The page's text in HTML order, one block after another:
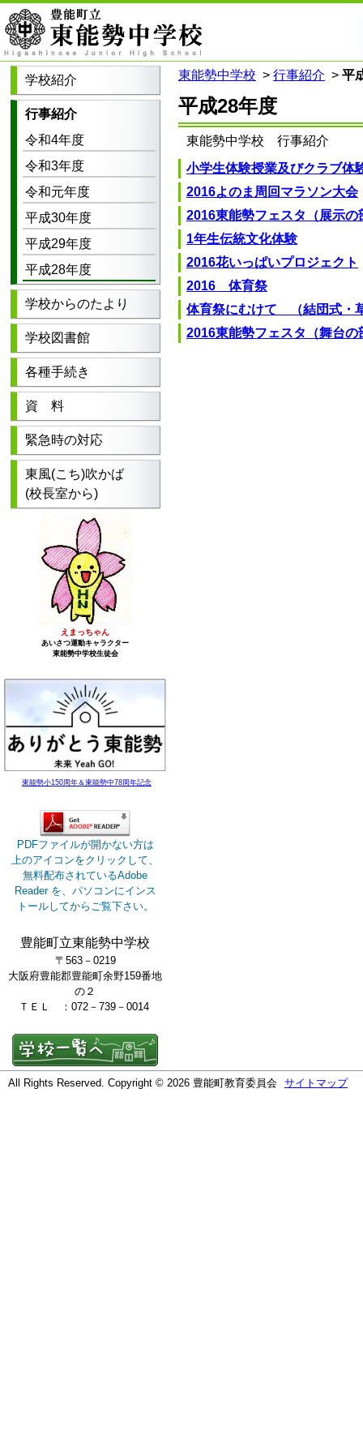
学校紹介
行事紹介
令和4年度
令和3年度
令和元年度
平成30年度
平成29年度
平成28年度
学校からのたより
学校図書館
各種手続き
資 料
緊急時の対応
東風(こち)吹かば
(校長室から)
えまっちゃん
あいさつ運動キャラクター
東能勢中学校生徒会
東能勢小150周年＆東能勢中78周年記念
PDFファイルが開かない方は
上のアイコンをクリックして、
無料配布されているAdobe
Reader を、パソコンにインス
トールしてからご覧下さい。
豊能町立東能勢中学校
〒563－0219
大阪府豊能郡豊能町余野159番地
の２
ＴＥＬ ：072－739－0014
東能勢中学校 > 行事紹介 > 平
平成28年度
東能勢中学校 行事紹介
小学生体験授業及びクラブ体
2016よのま周回マラソン大会
2016東能勢フェスタ（展示の
1年生伝統文化体験
2016花いっぱいプロジェクト
2016 体育祭
体育祭にむけて （結団式・
2016東能勢フェスタ（舞台の
All Rights Reserved. Copyright © 2026 豊能町教育委員会 サイトマップ